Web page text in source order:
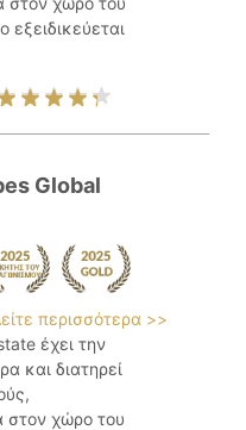
εξειδικεύεται
Global
περισσότερα >>
έχει την
και διατηρεί
στον χώρο του